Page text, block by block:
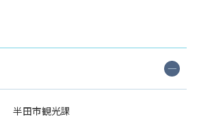
半田市観光課